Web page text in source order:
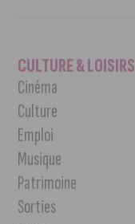
CULTURE & LOISIRS
Cinéma
Culture
Emploi
Musique
Patrimoine
Sorties